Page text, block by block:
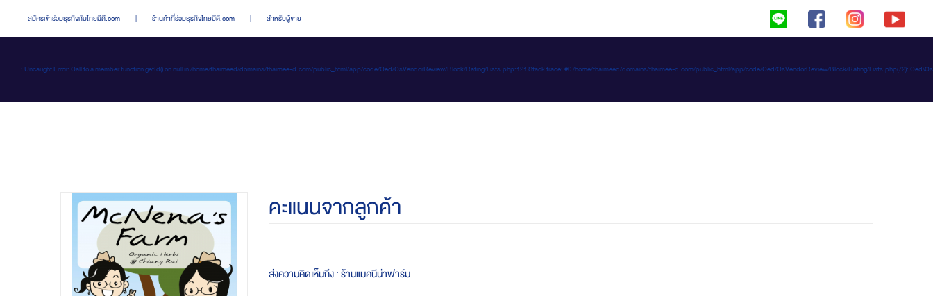
สมัครเข้าร่วมธุรกิจกับไทยมีดี.com | ร้านค้าที่ร่วมธุรกิจไทยมีดี.com | สำหรับผู้ขาย
: Uncaught Error: Call to a member function getId() on null in /home/thaimeed/domains/thaimee-d.com/public_html/app/code/Ced/CsVendorReview/Block/Rating/Lists.php:121 Stack trace: #0 /home/thaimeed/domains/thaimee-d.com/public_html/app/code/Ced/CsVendorReview/Block/Rating/Lists.php(72):
คะแนนจากลูกค้า
ส่งความคิดเห็นถึง : ร้านแมคนีน่าฟาร์ม